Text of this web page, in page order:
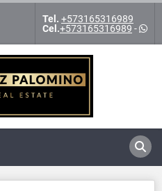
Tel. +573165316989
Cel.+573165316989 -